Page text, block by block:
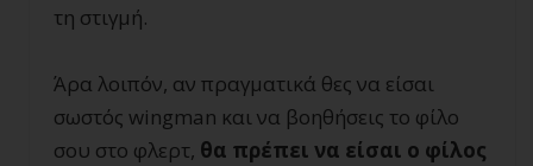
τη στιγμή.
Άρα λοιπόν, αν πραγματικά θες να είσαι
σωστός wingman και να βοηθήσεις το φίλο
σου στο φλερτ, θα πρέπει να είσαι ο φίλος